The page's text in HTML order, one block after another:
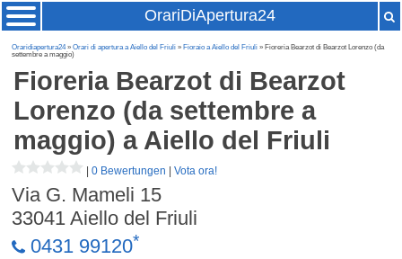
OrariDiApertura24
Oraridiapertura24»Orari di apertura a Aiello del Friuli » Fioraio a Aiello del Friuli » Fioreria Bearzot di Bearzot Lorenzo (da
settembre a maggio)
Fioreria Bearzot di Bearzot
Lorenzo (da settembre a
maggio) a Aiello del Friuli
|0 Bewertungen |Vota ora!
Via G. Mameli 15
33041 Aiello del Friuli
0431 99120*